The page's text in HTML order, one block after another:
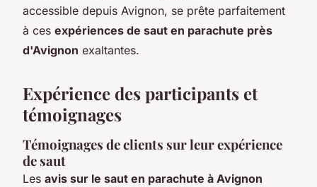
accessible depuis Avignon, se prête parfaitement
à ces expériences de saut en parachute près
d'Avignon exaltantes.
Expérience des participants et
témoignages
Témoignages de clients sur leur expérience
de saut
Les avis sur le saut en parachute à Avignon